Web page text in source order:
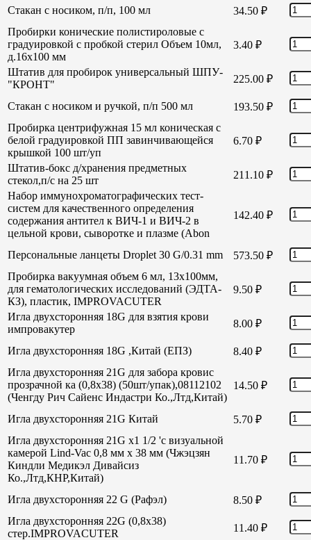
Стакан с носиком, п/п, 100 мл 34.50 ₽
Пробирки конические полистироловые с
градуировкой с пробкой стерил Объем 10мл,
д.16х100 мм
3.40 ₽
Штатив для пробирок универсальный ШПУ-
"КРОНТ"
225.00 ₽
Стакан с носиком и ручкой, п/п 500 мл 193.50 ₽
Пробирка центрифужная 15 мл коническая с
белой градуировкой ПП завинчивающейся
крышкой 100 шт/уп
6.70 ₽
Штатив-бокс д/хранения предметных
стекол,п/с на 25 шт
211.10 ₽
Набор иммунохроматографических тест-
систем для качественного определения
содержания антител к ВИЧ-1 и ВИЧ-2 в
цельной крови, сыворотке и плазме (Abon
142.40 ₽
Персональные ланцеты Droplet 30 G/0.31 mm 573.50 ₽
Пробирка вакуумная объем 6 мл, 13х100мм,
для гематологических исследований (ЭДТА-
КЗ), пластик, IMPROVACUTER
9.50 ₽
Игла двухсторонняя 18G для взятия крови
импровакутер
8.00 ₽
Игла двухсторонняя 18G ,Китай (ЕПЗ) 8.40 ₽
Игла двухсторонняя 21G для забора кровис
прозрачной ка (0,8х38) (50шт/упак),08112102
(Ченгду Рич Сайенс Индастри Ко.,Лтд,Китай)
14.50 ₽
Игла двухсторонняя 21G Китай 5.70 ₽
Игла двухсторонняя 21G х1 1/2 'с визуальной
камерой Lind-Vac 0,8 мм х 38 мм (Чжэцзян
Киндли Медикэл Дивайсиз
Ко.,Лтд,КНР,Китай)
11.70 ₽
Игла двухсторонняя 22 G (Рафэл) 8.50 ₽
Игла двухсторонняя 22G (0,8х38)
стер.IMPROVACUTER
11.40 ₽